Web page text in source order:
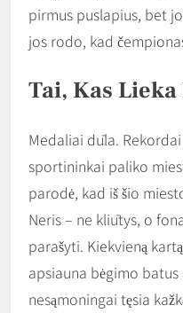
pirmus puslapius, bet
jos rodo, kad
Tai, Kas Lieka
Medaliai dūla.
sportininkai paliko
parodė, kad iš šio
Neris – ne kliūtys, o
parašyti. Kiekvieną
apsiauna bėgimo
nesąmoningai tęsia